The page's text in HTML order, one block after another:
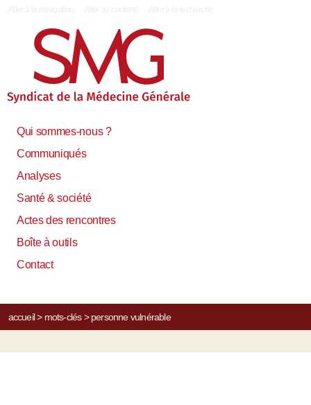
Qui sommes-nous ?
Communiqués
Analyses
Santé & société
Actes des rencontres
Boîte à outils
Contact
accueil> mots-clés> personne vulnérable